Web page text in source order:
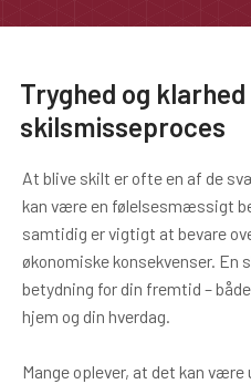
Tryghed og
skilsmisseproces
At blive skilt er ofte en af de
kan være en følelsesmæssigt
samtidig er vigtigt at bevare
økonomiske konsekvenser. En
betydning for din fremtid –
hjem og din hverdag.
Mange oplever, at det kan